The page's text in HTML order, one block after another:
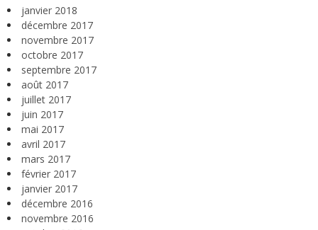
janvier 2018
décembre 2017
novembre 2017
octobre 2017
septembre 2017
août 2017
juillet 2017
juin 2017
mai 2017
avril 2017
mars 2017
février 2017
janvier 2017
décembre 2016
novembre 2016